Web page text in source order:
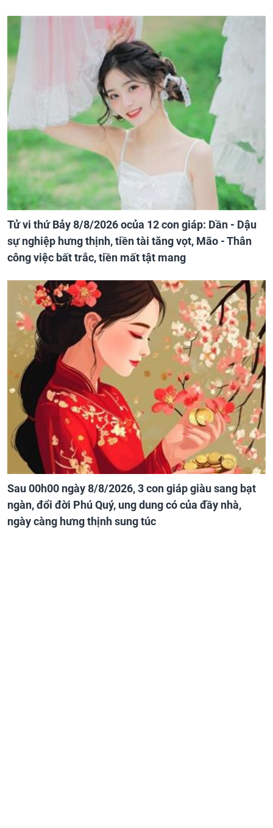
Tử vi thứ Bảy 8/8/2026 ocủa 12 con giáp: Dần - Dậu
sự nghiệp hưng thịnh, tiền tài tăng vọt, Mão - Thân
công việc bất trắc, tiền mất tật mang
Sau 00h00 ngày 8/8/2026, 3 con giáp giàu sang bạt
ngàn, đổi đời Phú Quý, ung dung có của đầy nhà,
ngày càng hưng thịnh sung túc